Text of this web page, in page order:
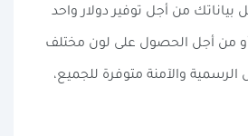
بياناتك من أجل توفير دولار واحد
من أجل الحصول على لون مختلف
الرسمية والآمنة متوفرة للجميع،